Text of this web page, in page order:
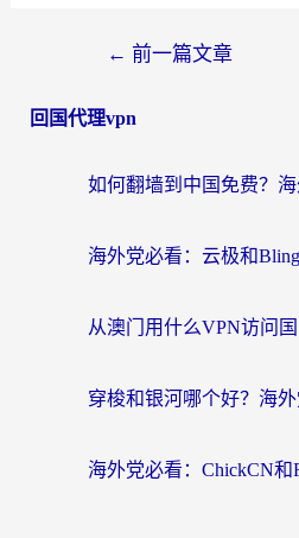
← 前一篇文章
回国代理vpn